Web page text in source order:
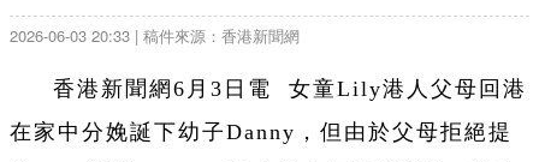
2026-06-03 20:33 | 稿件來源：香港新聞網
香港新聞網6月3日電 女童Lily港人父母回港
在家中分娩誕下幼子Danny，但由於父母拒絕提